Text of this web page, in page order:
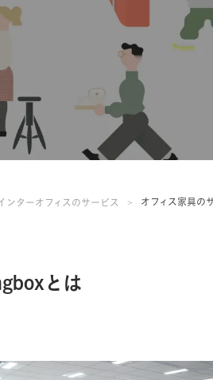
ンターオフィスのサービス オフィス家具の
とは